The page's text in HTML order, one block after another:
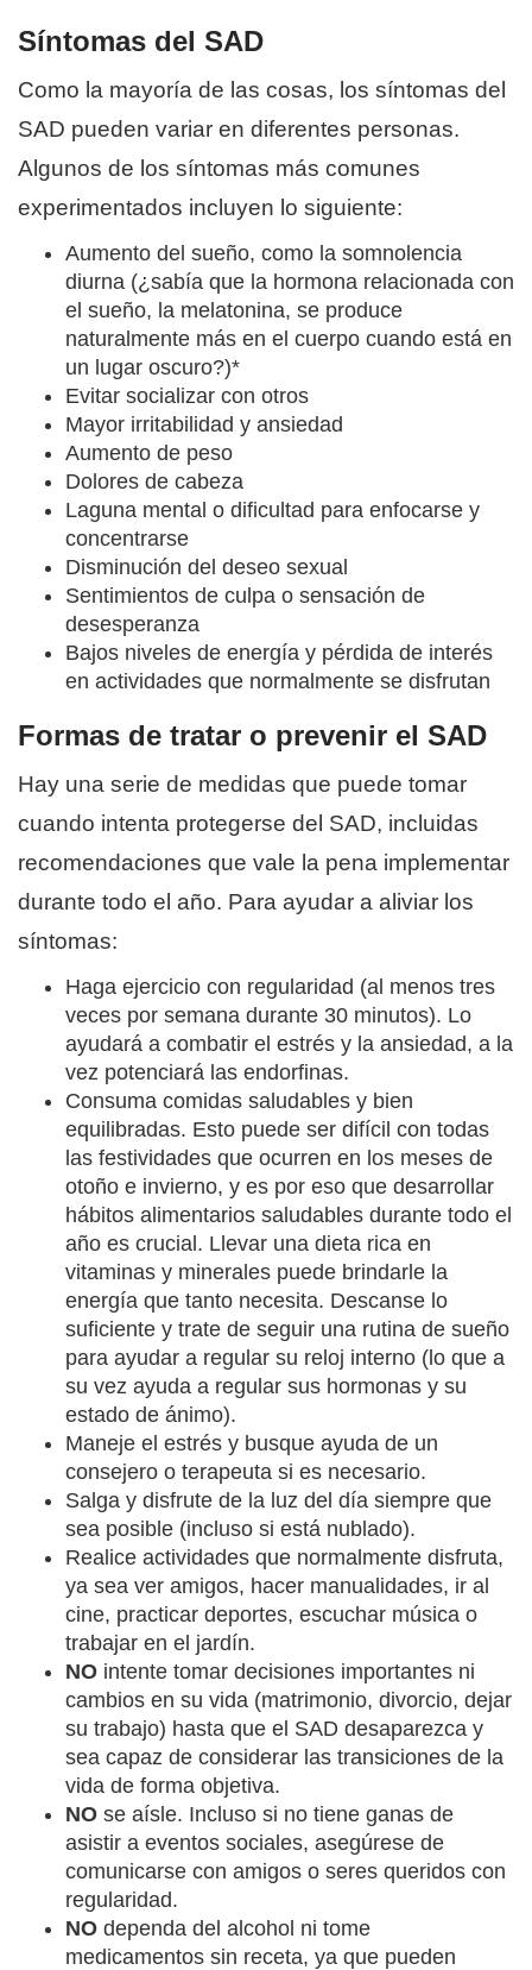
Síntomas del SAD
Como la mayoría de las cosas, los síntomas del
SAD pueden variar en diferentes personas.
Algunos de los síntomas más comunes
experimentados incluyen lo siguiente:
Aumento del sueño, como la somnolencia
diurna (¿sabía que la hormona relacionada con
el sueño, la melatonina, se produce
naturalmente más en el cuerpo cuando está en
un lugar oscuro?)*
Evitar socializar con otros
Mayor irritabilidad y ansiedad
Aumento de peso
Dolores de cabeza
Laguna mental o dificultad para enfocarse y
concentrarse
Disminución del deseo sexual
Sentimientos de culpa o sensación de
desesperanza
Bajos niveles de energía y pérdida de interés
en actividades que normalmente se disfrutan
Formas de tratar o prevenir el SAD
Hay una serie de medidas que puede tomar
cuando intenta protegerse del SAD, incluidas
recomendaciones que vale la pena implementar
durante todo el año. Para ayudar a aliviar los
síntomas:
Haga ejercicio con regularidad (al menos tres
veces por semana durante 30 minutos). Lo
ayudará a combatir el estrés y la ansiedad, a la
vez potenciará las endorfinas.
Consuma comidas saludables y bien
equilibradas. Esto puede ser difícil con todas
las festividades que ocurren en los meses de
otoño e invierno, y es por eso que desarrollar
hábitos alimentarios saludables durante todo el
año es crucial. Llevar una dieta rica en
vitaminas y minerales puede brindarle la
energía que tanto necesita. Descanse lo
suficiente y trate de seguir una rutina de sueño
para ayudar a regular su reloj interno (lo que a
su vez ayuda a regular sus hormonas y su
estado de ánimo).
Maneje el estrés y busque ayuda de un
consejero o terapeuta si es necesario.
Salga y disfrute de la luz del día siempre que
sea posible (incluso si está nublado).
Realice actividades que normalmente disfruta,
ya sea ver amigos, hacer manualidades, ir al
cine, practicar deportes, escuchar música o
trabajar en el jardín.
NO intente tomar decisiones importantes ni
cambios en su vida (matrimonio, divorcio, dejar
su trabajo) hasta que el SAD desaparezca y
sea capaz de considerar las transiciones de la
vida de forma objetiva.
NO se aísle. Incluso si no tiene ganas de
asistir a eventos sociales, asegúrese de
comunicarse con amigos o seres queridos con
regularidad.
NO dependa del alcohol ni tome
medicamentos sin receta, ya que pueden